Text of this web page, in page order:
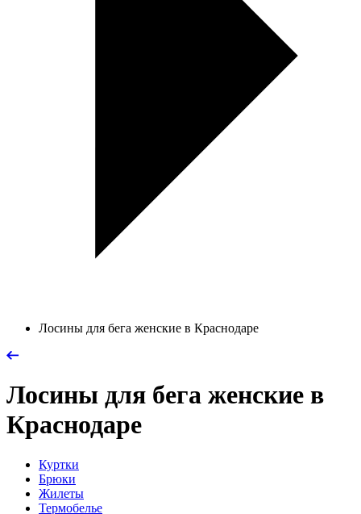
Лосины для бега женские в Краснодаре
Лосины для бега женские в
Краснодаре
Куртки
Брюки
Жилеты
Термобелье